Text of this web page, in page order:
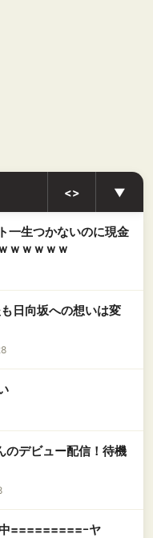
<> ▼
一生つかないのに現金
ｗｗｗｗｗ
日向坂への想いは変
のデビュー配信！待機
=========ｰヤ